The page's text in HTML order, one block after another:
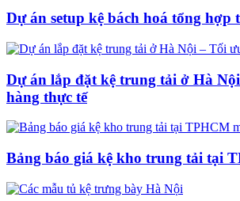
Dự án setup kệ bách hoá tổng hợp
Dự án lắp đặt kệ trung tải ở Hà
hàng thực tế
Bảng báo giá kệ kho trung tải tại